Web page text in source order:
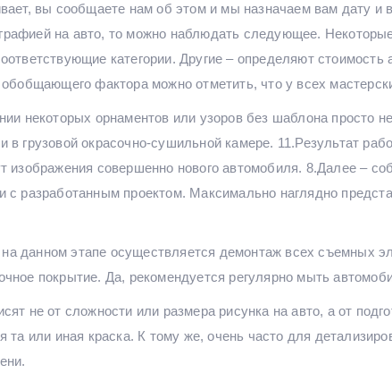
вы сообщаете нам об этом и мы назначаем вам дату
на авто, то можно наблюдать следующее.
категории. Другие – определяют
фактора можно отметить, что у всех
некоторых орнаментов или узоров без шаблона просто
в грузовой окрасочно-сушильной камере. 11.Результат
изображения совершенно нового автомобиля. 8.Далее –
с разработанным проектом. Максимально наглядно
на данном этапе осуществляется демонтаж всех съемных
покрытие. Да, рекомендуется регулярно мыть
не от сложности или размера рисунка на авто, а от
та или иная краска. К тому же, очень часто для